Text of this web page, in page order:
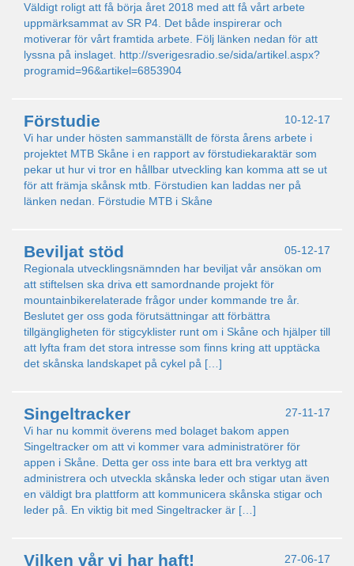
Väldigt roligt att få börja året 2018 med att få vårt arbete
uppmärksammat av SR P4. Det både inspirerar och
motiverar för vårt framtida arbete. Följ länken nedan för att
lyssna på inslaget. http://sverigesradio.se/sida/artikel.aspx?
programid=96&artikel=6853904
10-12-17
Förstudie
Vi har under hösten sammanställt de första årens arbete i
projektet MTB Skåne i en rapport av förstudiekaraktär som
pekar ut hur vi tror en hållbar utveckling kan komma att se ut
för att främja skånsk mtb. Förstudien kan laddas ner på
länken nedan. Förstudie MTB i Skåne
05-12-17
Beviljat stöd
Regionala utvecklingsnämnden har beviljat vår ansökan om
att stiftelsen ska driva ett samordnande projekt för
mountainbikerelaterade frågor under kommande tre år.
Beslutet ger oss goda förutsättningar att förbättra
tillgängligheten för stigcyklister runt om i Skåne och hjälper till
att lyfta fram det stora intresse som finns kring att upptäcka
det skånska landskapet på cykel på […]
27-11-17
Singeltracker
Vi har nu kommit överens med bolaget bakom appen
Singeltracker om att vi kommer vara administratörer för
appen i Skåne. Detta ger oss inte bara ett bra verktyg att
administrera och utveckla skånska leder och stigar utan även
en väldigt bra plattform att kommunicera skånska stigar och
leder på. En viktig bit med Singeltracker är […]
27-06-17
Vilken vår vi har haft!